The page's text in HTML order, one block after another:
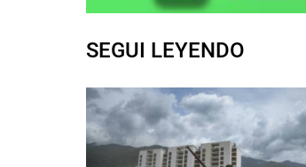
SEGUI LEYENDO